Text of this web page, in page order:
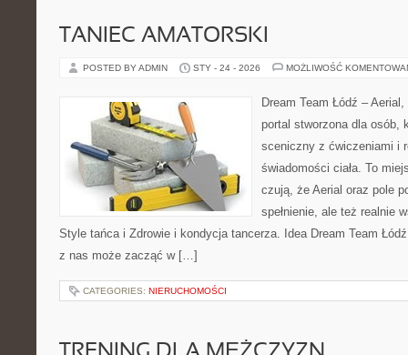
TANIEC AMATORSKI
POSTED BY ADMIN STY - 24 - 2026 MOŻLIWOŚĆ
Dream Team Łódź –
portal stworzona dla osób,
sceniczny z ćwiczeniami i
świadomości ciała. To
czują, że Aerial oraz pole
spełnienie, ale też realnie
Style tańca i Zdrowie i kondycja tancerza. Idea Dream Team
z nas może zacząć w […]
CATEGORIES: NIERUCHOMOŚCI